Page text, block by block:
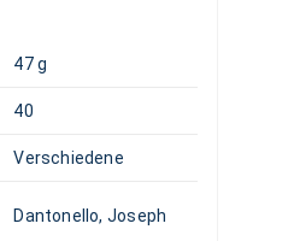
47 g
40
Verschiedene
Dantonello, Joseph